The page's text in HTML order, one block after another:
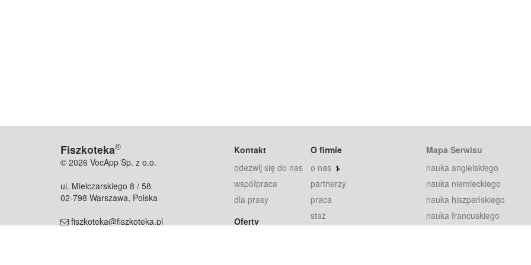
Fiszkoteka®
© 2026 VocApp Sp. z o.o.
ul. Mielczarskiego 8 / 58
02-798 Warszawa, Polska
fiszkoteka@fiszkoteka.pl
Kontakt
odezwij się do nas
współpraca
dla prasy
Oferty
O firmie
o nas
partnerzy
praca
staż
Mapa Serwisu
nauka angielskiego
nauka niemieckiego
nauka hiszpańskiego
nauka francuskiego